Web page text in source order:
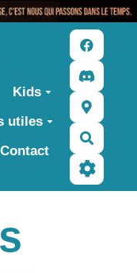
Kids
utiles
Contact